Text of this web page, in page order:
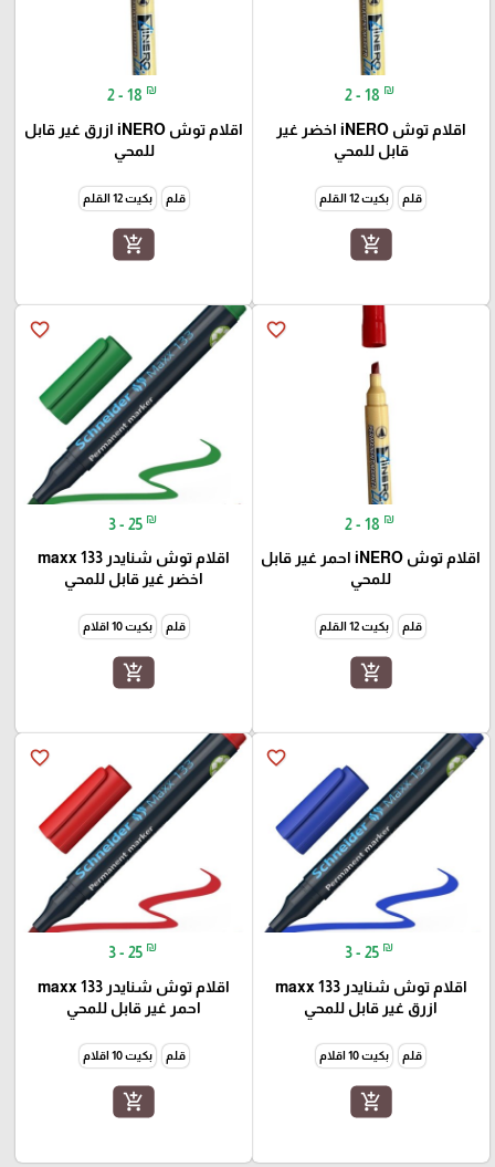
2 - 18 ₪
اقلام توش iNERO اخضر غير
قابل للمحي
قلم بكيت 12 القلم
add_shopping_cart
2 - 18 ₪
اقلام توش iNERO ازرق غير قابل
للمحي
قلم بكيت 12 القلم
add_shopping_cart
favorite_border
2 - 18 ₪
اقلام توش iNERO احمر غير قابل
للمحي
قلم بكيت 12 القلم
add_shopping_cart
favorite_border
3 - 25 ₪
اقلام توش شنايدر maxx 133
اخضر غير قابل للمحي
قلم بكيت 10 اقلام
add_shopping_cart
favorite_border
3 - 25 ₪
اقلام توش شنايدر maxx 133
ازرق غير قابل للمحي
قلم بكيت 10 اقلام
add_shopping_cart
favorite_border
3 - 25 ₪
اقلام توش شنايدر maxx 133
احمر غير قابل للمحي
قلم بكيت 10 اقلام
add_shopping_cart